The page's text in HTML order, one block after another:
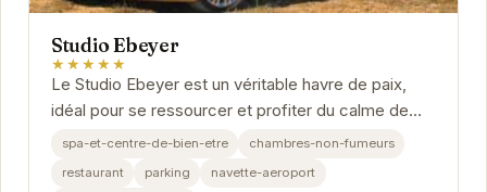
Studio Ebeyer
★★★★★
Le Studio Ebeyer est un véritable havre de paix,
idéal pour se ressourcer et profiter du calme de
Saint-Laurent-de-la-Cabrerisse. Avec une note...
spa-et-centre-de-bien-etre
chambres-non-fumeurs
restaurant
parking
navette-aeroport